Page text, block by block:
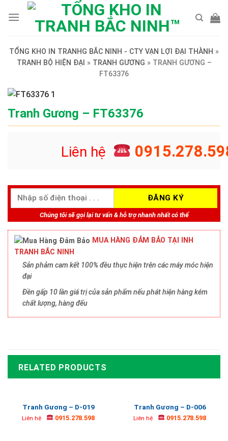
TỔNG KHO IN TRANHG BẮC NINH - CTY VẠN LỢI ĐẠI THÀNH »
TRANH BỘ HIỆN ĐẠI » TRANH GƯƠNG » TRANH GƯƠNG –
FT63376
Tranh Gương – FT63376
Liên hệ
Chúng tôi sẽ gọi lại tư vấn & hỗ trợ nhanh nhất có thể
MUA HÀNG ĐẢM BẢO TẠI INH
TRANH BẮC NINH
Sản phảm cam kết 100% đều thực hiện trên các máy móc hiện
đại
Đền gấp 10 lần giá trị của sản phẩm nếu phát hiện hàng kém
chất lượng, hàng đểu
RELATED PRODUCTS
Tranh Gương – D-019
Liên hệ 0915.278.598
Tranh Gương – D-006
Liên hệ 0915.278.598